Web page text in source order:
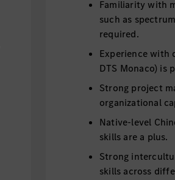
Familiarity with
such as
required.
Experience with
DTS Monaco) is
Strong project
organizational
Native-level
skills are a plus.
Strong
skills across